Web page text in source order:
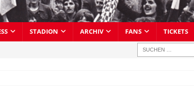
STADION ARCHIV FANS TICKETS